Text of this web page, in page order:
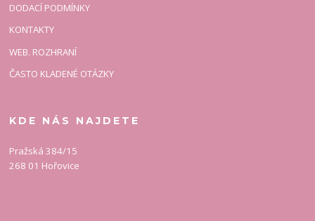
DODACÍ PODMÍNKY
KONTAKTY
WEB. ROZHRANÍ
ČASTO KLADENÉ OTÁZKY
KDE NÁS NAJDETE
Pražská 384/15
268 01 Hořovice